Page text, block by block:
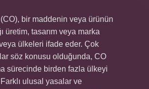
bir maddenin veya ürünün
üretim, tasarım veya marka
ülkeleri ifade eder. Çok
söz konusu olduğunda, CO
sürecinde birden fazla ülkeyi
ulusal yasalar ve